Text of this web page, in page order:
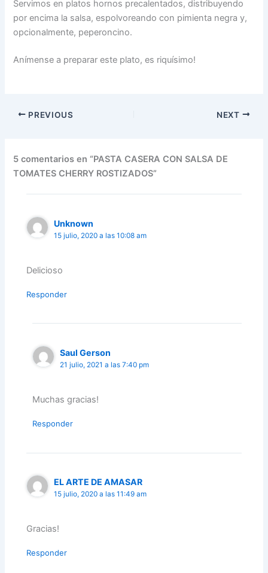
Servimos en platos hornos precalentados, distribuyendo
por encima la salsa, espolvoreando con pimienta negra y,
opcionalmente, peperoncino.
Anímense a preparar este plato, es riquísimo!
PREVIOUS NEXT
5 comentarios en “PASTA CASERA CON SALSA DE
TOMATES CHERRY ROSTIZADOS”
Unknown
15 julio, 2020 a las 10:08 am
Delicioso
Responder
Saul Gerson
21 julio, 2021 a las 7:40 pm
Muchas gracias!
Responder
EL ARTE DE AMASAR
15 julio, 2020 a las 11:49 am
Gracias!
Responder